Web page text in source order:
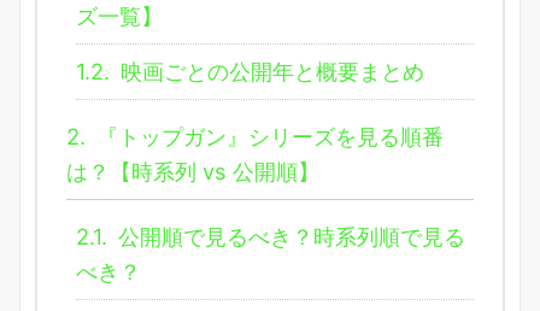
ズ一覧】
1.2. 映画ごとの公開年と概要まとめ
2.
『トップガン』シリーズを見る順番
は？【時系列 vs 公開順】
2.1. 公開順で見るべき？時系列順で見る
べき？